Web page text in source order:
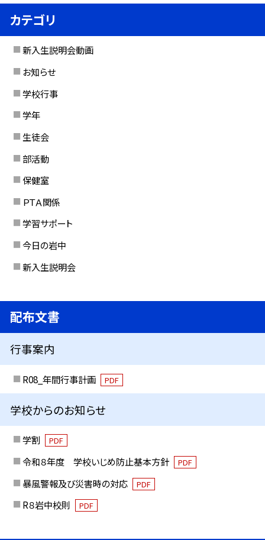
カテゴリ
新入生説明会動画
お知らせ
学校行事
学年
生徒会
部活動
保健室
ＰＴＡ関係
学習サポート
今日の岩中
新入生説明会
配布文書
行事案内
R08_年間行事計画 PDF
学校からのお知らせ
学割 PDF
令和８年度 学校いじめ防止基本方針 PDF
暴風警報及び災害時の対応 PDF
R８岩中校則 PDF